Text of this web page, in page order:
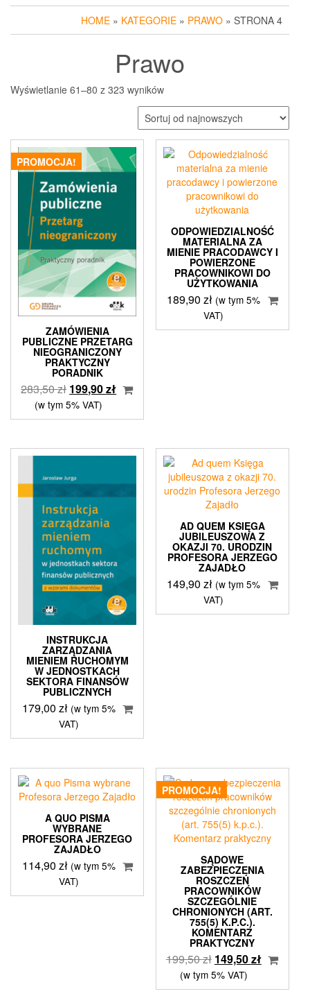
HOME » KATEGORIE » PRAWO » STRONA 4
Prawo
Wyświetlanie 61–80 z 323 wynikówPosortowane
według
najnowszych
PROMOCJA!
ZAMÓWIENIA
PUBLICZNE PRZETARG
NIEOGRANICZONY
PRAKTYCZNY
PORADNIK
283,50zł Pierwotna
cena
wynosiła:
199,90złAktualna
wynosi:
(w tym 5% VAT)
ODPOWIEDZIALNOŚĆ
MATERIALNA ZA
MIENIE PRACODAWCY I
POWIERZONE
PRACOWNIKOWI DO
UŻYTKOWANIA
189,90zł (w tym 5%
VAT)
INSTRUKCJA
ZARZĄDZANIA
MIENIEM RUCHOMYM
W JEDNOSTKACH
SEKTORA FINANSÓW
PUBLICZNYCH
179,00 zł (w tym 5%
VAT)
AD QUEM KSIĘGA
JUBILEUSZOWA Z
OKAZJI 70. URODZIN
PROFESORA JERZEGO
ZAJADŁO
149,90zł (w tym 5%
VAT)
A QUO PISMA
WYBRANE
PROFESORA JERZEGO
ZAJADŁO
114,90 zł (w tym 5%
VAT)
PROMOCJA!
SĄDOWE
ZABEZPIECZENIA
ROSZCZEŃ
PRACOWNIKÓW
SZCZEGÓLNIE
CHRONIONYCH (ART.
755(5) K.P.C.).
KOMENTARZ
PRAKTYCZNY
199,50zł Pierwotna
cena
wynosiła:
149,50złAktualna
wynosi:
(w tym 5% VAT)